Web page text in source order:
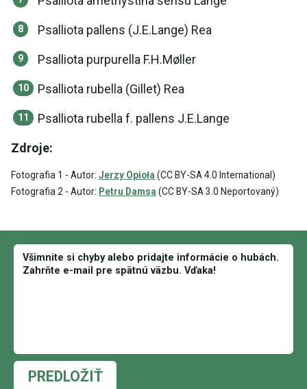
Psalliota pallens (J.E.Lange) Rea
Psalliota purpurella F.H.Møller
Psalliota rubella (Gillet) Rea
Psalliota rubella f. pallens J.E.Lange
Zdroje:
Fotografia 1 - Autor: Jerzy Opioła (CC BY-SA 4.0 International)
Fotografia 2 - Autor: Petru Damsa (CC BY-SA 3.0 Neportovaný)
PREDLOŽIŤ